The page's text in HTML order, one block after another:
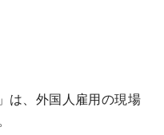
は、外国人雇用の現場